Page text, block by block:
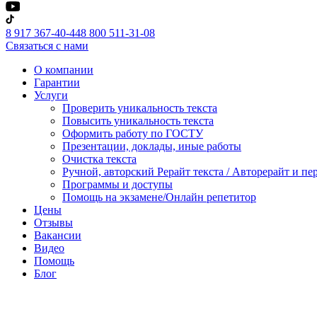
8 917 367-40-448 800 511-31-08
Связаться с нами
О компании
Гарантии
Услуги
Проверить уникальность текста
Повысить уникальность текста
Оформить работу по ГОСТУ
Презентации, доклады, иные работы
Очистка текста
Ручной, авторский Рерайт текста / Авторерайт и
Программы и доступы
Помощь на экзамене/Онлайн репетитор
Цены
Отзывы
Вакансии
Видео
Помощь
Блог